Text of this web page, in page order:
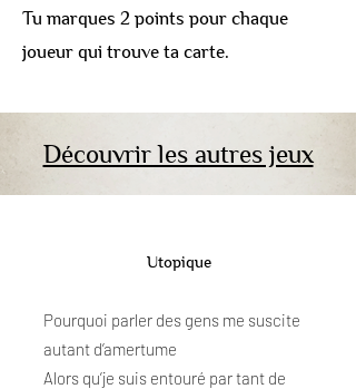
Tu marques 2 points pour chaque
joueur qui trouve ta carte.
Découvrir les autres jeux
Utopique
Pourquoi parler des gens me suscite
autant d’amertume
Alors qu’je suis entouré par tant de